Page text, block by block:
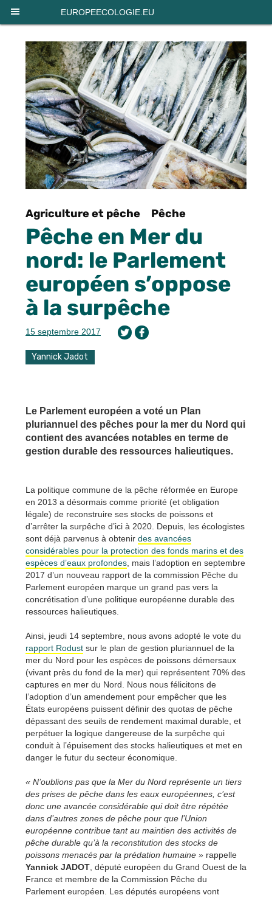
EUROPEECOLOGIE.EU
Agriculture et pêche Pêche
Pêche en Mer du
nord: le Parlement
européen s’oppose
à la surpêche
15 septembre 2017
Yannick Jadot
Le Parlement européen a voté un Plan
pluriannuel des pêches pour la mer du Nord qui
contient des avancées notables en terme de
gestion durable des ressources halieutiques.
La politique commune de la pêche réformée en Europe
en 2013 a désormais comme priorité (et obligation
légale) de reconstruire ses stocks de poissons et
d’arrêter la surpêche d’ici à 2020. Depuis, les écologistes
sont déjà parvenus à obtenir des avancées
considérables pour la protection des fonds marins et des
espèces d’eaux profondes , mais l’adoption en septembre
2017 d’un nouveau rapport de la commission Pêche du
Parlement européen marque un grand pas vers la
concrétisation d’une politique européenne durable des
ressources halieutiques.
Ainsi, jeudi 14 septembre, nous avons adopté le vote du
rapport Rodust sur le plan de gestion pluriannuel de la
mer du Nord pour les espèces de poissons démersaux
(vivant près du fond de la mer) qui représentent 70% des
captures en mer du Nord. Nous nous félicitons de
l’adoption d’un amendement pour empêcher que les
États européens puissent définir des quotas de pêche
dépassant des seuils de rendement maximal durable, et
perpétuer la logique dangereuse de la surpêche qui
conduit à l’épuisement des stocks halieutiques et met en
danger le futur du secteur économique.
« N’oublions pas que la Mer du Nord représente un tiers
des prises de pêche dans les eaux européennes, c’est
donc une avancée considérable qui doit être répétée
dans d’autres zones de pêche pour que l’Union
européenne contribue tant au maintien des activités de
pêche durable qu’à la reconstitution des stocks de
poissons menacés par la prédation humaine » rappelle
Yannick JADOT , député européen du Grand Ouest de la
France et membre de la Commission Pêche du
Parlement européen. Les députés européens vont